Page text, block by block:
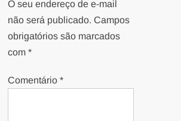
O seu endereço de e-mail
não será publicado. Campos
obrigatórios são marcados
com*
Comentário*